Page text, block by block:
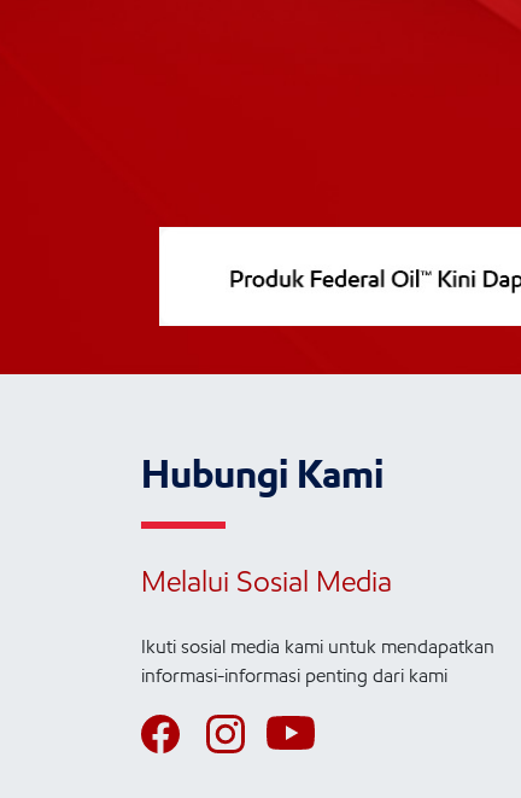
Hubungi Kami
Melalui Sosial Media
Ikuti sosial media kami untuk mendapatkan
informasi-informasi penting dari kami